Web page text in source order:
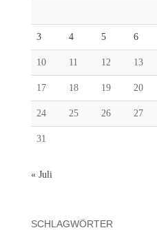
3 4 5 6
10 11 12 13
17 18 19 20
24 25 26 27
31
« Juli
SCHLAGWÖRTER